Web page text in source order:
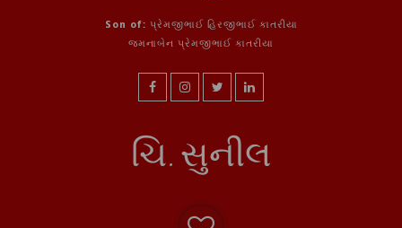
Son of: પ્રેમજીભાઈ હિરજીભાઈ કાતરીયા
જમનાબેન પ્રેમજીભાઈ કાતરીયા
ચિ. સુનીલ